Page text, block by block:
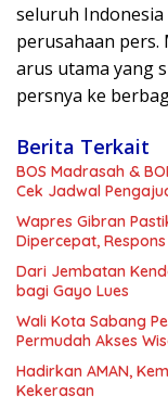
seluruh
perusahaan pers.
arus utama yang
persnya ke
Berita Terkait
BOS Madrasah &
Cek Jadwal
Wapres Gibran
Dipercepat,
Dari Jembatan
bagi Gayo Lues
Wali Kota Sabang
Permudah Akses
Hadirkan AMAN,
Kekerasan